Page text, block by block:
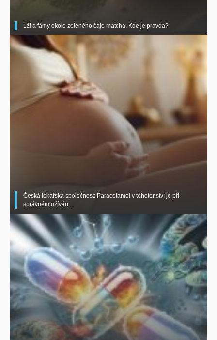
Lži a fámy okolo zeleného čaje matcha. Kde je pravda?
Česká lékařská společnost: Paracetamol v těhotenství je při
správném užíván ..